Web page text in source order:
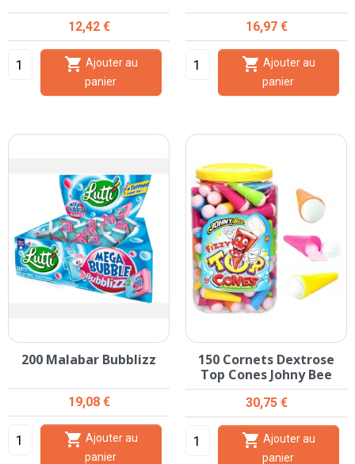
Prix
12,42 €

panier
Prix
16,97 €

panier
200 Malabar Bubblizz
Prix
19,08 €

panier
150 Cornets Dextrose
Top Cones Johny Bee
Prix
30,75 €

panier